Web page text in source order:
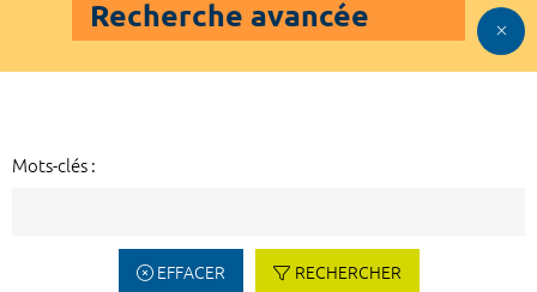
Recherche avancée
Mots-clés :
EFFACER RECHERCHER